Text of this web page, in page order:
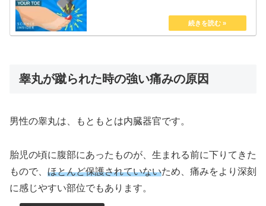
睾丸が蹴られた時の強い痛みの原因
男性の睾丸は、もともとは内臓器官です。
胎児の頃に腹部にあったものが、生まれる前に下りてきた
もので、 ほとんど保護されていないため、痛みをより深刻
に感じやすい部位でもあります。